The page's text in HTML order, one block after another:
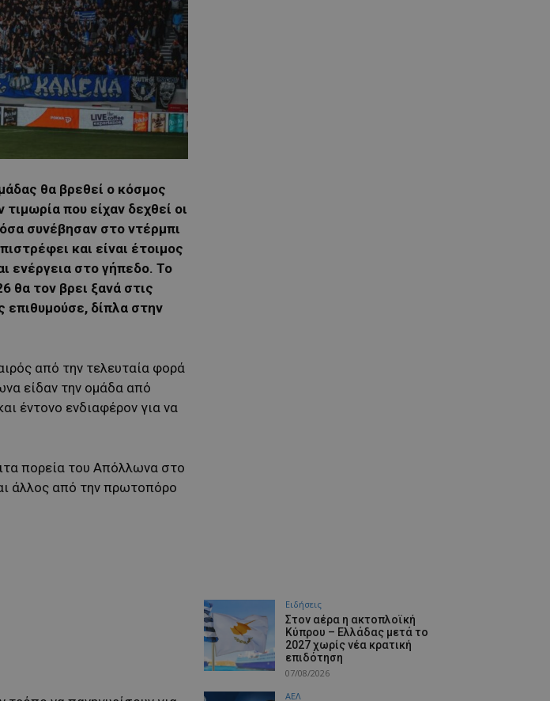
θα βρεθεί ο κόσμος
που είχαν δεχθεί οι
συνέβησαν στο ντέρμπι
και είναι έτοιμος
ενέργεια στο γήπεδο. Το
θα τον βρει ξανά στις
δίπλα στην
από την τελευταία φορά
είδαν την ομάδα από
έντονο ενδιαφέρον για να
πορεία του Απόλλωνα στο
άλλος από την πρωτοπόρο
Ειδήσεις
Στον αέρα η ακτοπλοϊκή
Κύπρου – Ελλάδας μετά το
2027 χωρίς νέα κρατική
επιδότηση
07/08/2026
ΑΕΛ